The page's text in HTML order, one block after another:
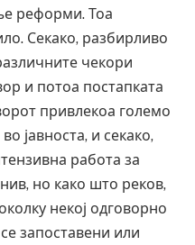
реформи. Тоа
Секако, разбирливо
чекори
и потоа постапката
привлекоа големо
јавноста, и секако,
работа за
но како што реков,
некој одговорно
запоставени или